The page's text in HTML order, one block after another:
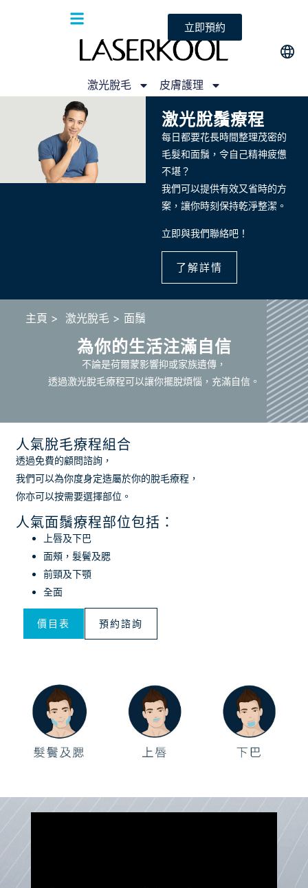
立即預約
激光脫毛 皮膚護理
激光脫鬚療程
每日都要花長時間整理茂密的
毛髮和面鬚，令自己精神疲憊
不堪？
我們可以提供有效又省時的方
案，讓你時刻保持乾淨整潔。
立即與我們聯絡吧！
了解詳情
主頁 > 激光脫毛 > 面鬚
為你的生活注滿自信
不論是荷爾蒙影響抑或家族遺傳，
透過激光脫毛療程可以讓你擺脫煩惱，充滿自信。
人氣脫毛療程組合
透過免費的顧問諮詢，
我們可以為你度身定造屬於你的脫毛療程，
你亦可以按需要選擇部位。
人氣面鬚療程部位包括：
上唇及下巴
面頰，髮鬢及腮
前頸及下顎
全面
價目表 預約諮詢